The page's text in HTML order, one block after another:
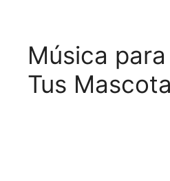
Música
Tus